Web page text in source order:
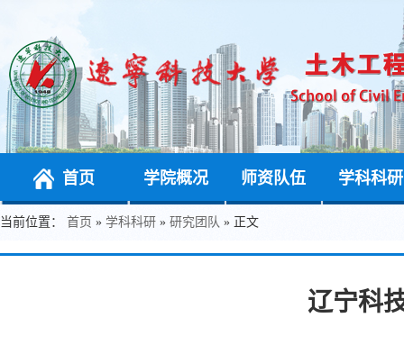
首页 学院概况 师资队伍 学科科研
当前位置： 首页 » 学科科研 » 研究团队 » 正文
辽宁科